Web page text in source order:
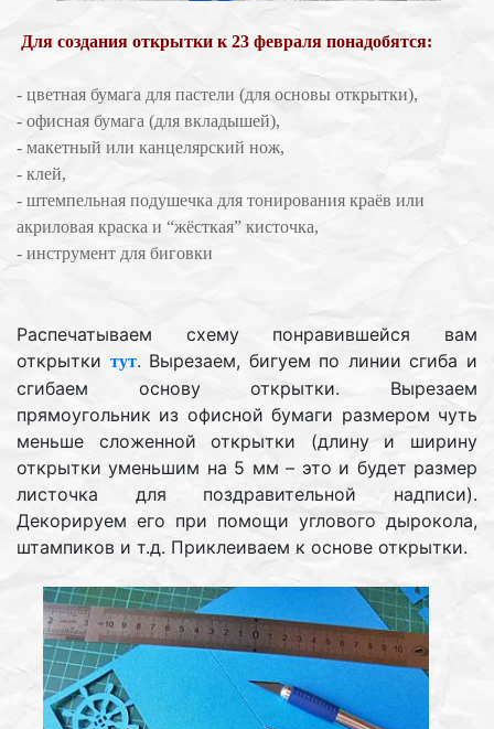
Для создания открытки к 23 февраля понадобятся:
- цветная бумага для пастели (для основы открытки),
- офисная бумага (для вкладышей),
- макетный или канцелярский нож,
- клей,
- штемпельная подушечка для тонирования краёв или
акриловая краска и “жёсткая” кисточка,
- инструмент для биговки
Распечатываем схему понравившейся вам
открытки тут. Вырезаем, бигуем по линии сгиба и
сгибаем основу открытки. Вырезаем
прямоугольник из офисной бумаги размером чуть
меньше сложенной открытки (длину и ширину
открытки уменьшим на 5 мм – это и будет размер
листочка для поздравительной надписи).
Декорируем его при помощи углового дырокола,
штампиков и т.д. Приклеиваем к основе открытки.